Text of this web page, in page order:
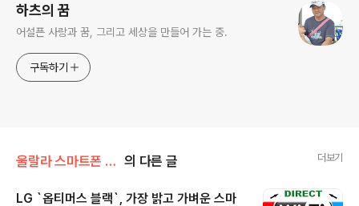
하츠의 꿈
어설픈 사랑과 꿈, 그리고 세상을 만들어 가는 중.
구독하기
울랄라 스마트폰 리뷰 의 다른 글 더보기
LG `옵티머스 블랙`, 가장 밝고 가벼운 스마